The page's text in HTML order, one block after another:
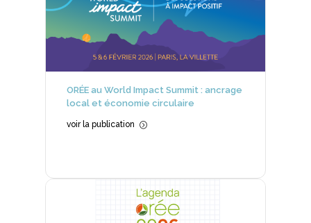
ORÉE au World Impact Summit : ancrage
local et économie circulaire
voir la publication =